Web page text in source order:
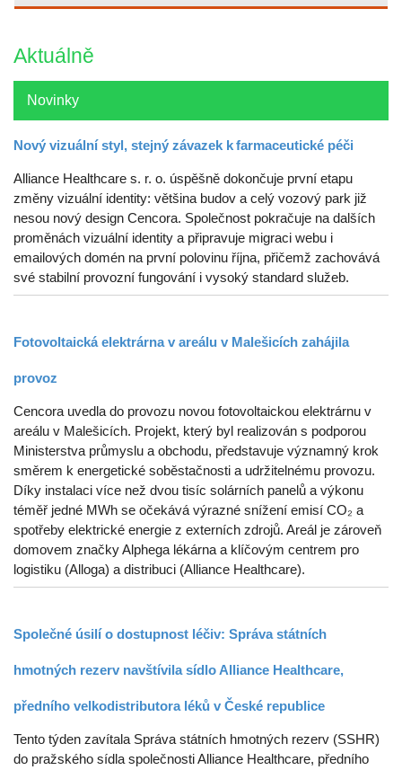
Aktuálně
Novinky
Nový vizuální styl, stejný závazek k farmaceutické péči
Alliance Healthcare s. r. o. úspěšně dokončuje první etapu
změny vizuální identity: většina budov a celý vozový park již
nesou nový design Cencora. Společnost pokračuje na dalších
proměnách vizuální identity a připravuje migraci webu i
emailových domén na první polovinu října, přičemž zachovává
své stabilní provozní fungování i vysoký standard služeb.
Fotovoltaická elektrárna v areálu v Malešicích zahájila
provoz
Cencora uvedla do provozu novou fotovoltaickou elektrárnu v
areálu v Malešicích. Projekt, který byl realizován s podporou
Ministerstva průmyslu a obchodu, představuje významný krok
směrem k energetické soběstačnosti a udržitelnému provozu.
Díky instalaci více než dvou tisíc solárních panelů a výkonu
téměř jedné MWh se očekává výrazné snížení emisí CO₂ a
spotřeby elektrické energie z externích zdrojů. Areál je zároveň
domovem značky Alphega lékárna a klíčovým centrem pro
logistiku (Alloga) a distribuci (Alliance Healthcare).
Společné úsilí o dostupnost léčiv: Správa státních
hmotných rezerv navštívila sídlo Alliance Healthcare,
předního velkodistributora léků v České republice
Tento týden zavítala Správa státních hmotných rezerv (SSHR)
do pražského sídla společnosti Alliance Healthcare, předního